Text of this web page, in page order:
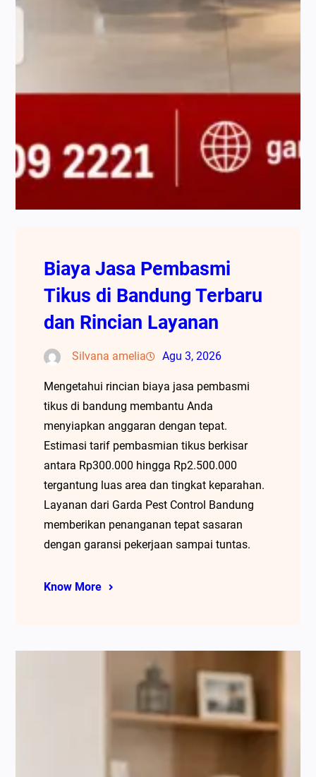
Biaya Jasa Pembasmi
Tikus di Bandung Terbaru
dan Rincian Layanan
Silvana amelia Agu 3, 2026
Mengetahui rincian biaya jasa pembasmi
tikus di bandung membantu Anda
menyiapkan anggaran dengan tepat.
Estimasi tarif pembasmian tikus berkisar
antara Rp300.000 hingga Rp2.500.000
tergantung luas area dan tingkat keparahan.
Layanan dari Garda Pest Control Bandung
memberikan penanganan tepat sasaran
dengan garansi pekerjaan sampai tuntas.
Know More